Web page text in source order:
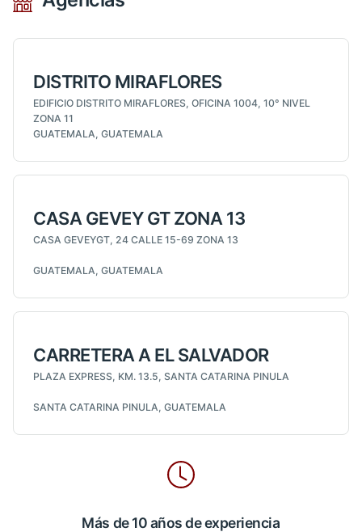
DISTRITO MIRAFLORES
EDIFICIO DISTRITO MIRAFLORES, OFICINA 1004, 10° NIVEL
ZONA 11
GUATEMALA, GUATEMALA
CASA GEVEY GT ZONA 13
CASA GEVEYGT, 24 CALLE 15-69 ZONA 13
GUATEMALA, GUATEMALA
CARRETERA A EL SALVADOR
PLAZA EXPRESS, KM. 13.5, SANTA CATARINA PINULA
SANTA CATARINA PINULA, GUATEMALA
Más de 10 años de experiencia